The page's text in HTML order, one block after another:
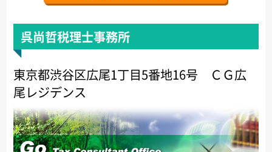
呉尚哲税理士事務所
東京都渋谷区広尾1丁目5番地16号 ＣＧ広
尾レジデンス